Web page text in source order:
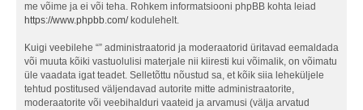
me võime ja ei või teha. Rohkem informatsiooni phpBB kohta leiad
https://www.phpbb.com/kodulehelt.
Kuigi veebilehe “” administraatorid ja moderaatorid üritavad eemaldada
või muuta kõiki vastuolulisi materjale nii kiiresti kui võimalik, on võimatu
üle vaadata igat teadet. Selletõttu nõustud sa, et kõik siia leheküljele
tehtud postitused väljendavad autorite mitte administraatorite,
moderaatorite või veebihalduri vaateid ja arvamusi (välja arvatud